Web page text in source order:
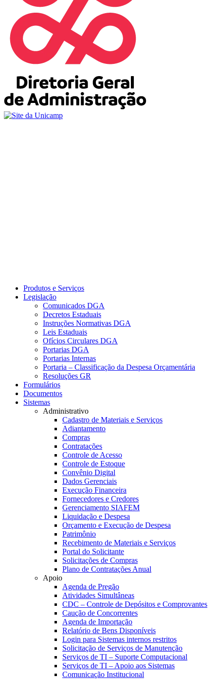
Produtos e Serviços
Legislação
Comunicados DGA
Decretos Estaduais
Instruções Normativas DGA
Leis Estaduais
Ofícios Circulares DGA
Portarias DGA
Portarias Internas
Portaria – Classificação da Despesa Orçamentária
Resoluções GR
Formulários
Documentos
Sistemas
Administrativo
Cadastro de Materiais e Serviços
Adiantamento
Compras
Contratações
Controle de Acesso
Controle de Estoque
Convênio Digital
Dados Gerenciais
Execução Financeira
Fornecedores e Credores
Gerenciamento SIAFEM
Liquidação e Despesa
Orçamento e Execução de Despesa
Patrimônio
Recebimento de Materiais e Serviços
Portal do Solicitante
Solicitações de Compras
Plano de Contratações Anual
Apoio
Agenda de Pregão
Atividades Simultâneas
CDC – Controle de Depósitos e Comprovantes
Caução de Concorrentes
Agenda de Importação
Relatório de Bens Disponíveis
Login para Sistemas internos restritos
Solicitação de Serviços de Manutenção
Serviços de TI – Suporte Computacional
Serviços de TI – Apoio aos Sistemas
Comunicação Institucional